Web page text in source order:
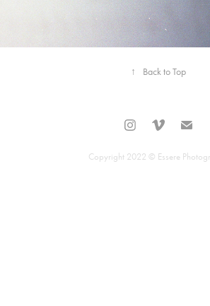
↑ Back to Top
Copyright 2022 © Essere